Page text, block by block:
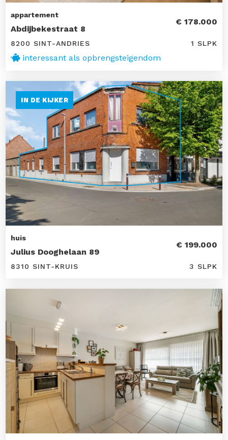
appartement
Abdijbekestraat 8
€ 178.000
8200 SINT-ANDRIES 1 SLPK
interessant als opbrengsteigendom
IN DE KIJKER
huis
Julius Dooghelaan 89
€ 199.000
8310 SINT-KRUIS 3 SLPK